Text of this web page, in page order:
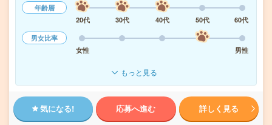
年齢層
20代
30代 40代 50代
60代
男女比率
女性
男性
もっと見る
気になる! 応募へ進む 詳しく見る